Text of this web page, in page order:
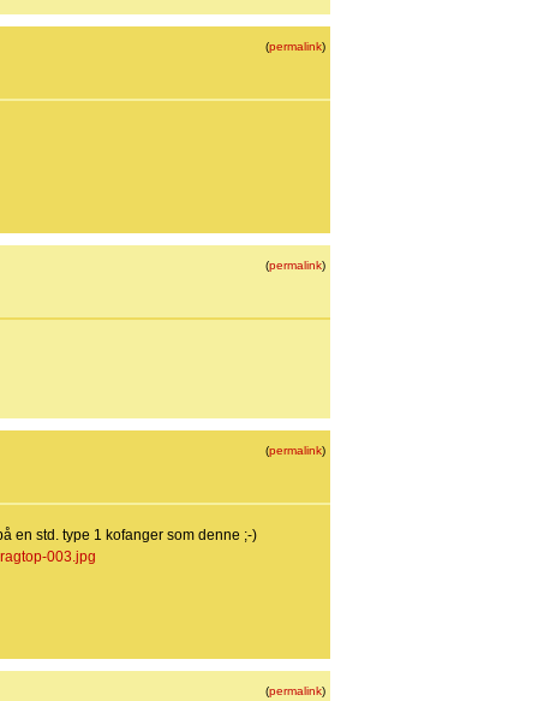
(permalink)
(permalink)
(permalink)
en std. type 1 kofanger som denne ;-)
003.jpg
(permalink)